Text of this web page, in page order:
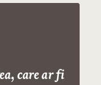
care ar fi